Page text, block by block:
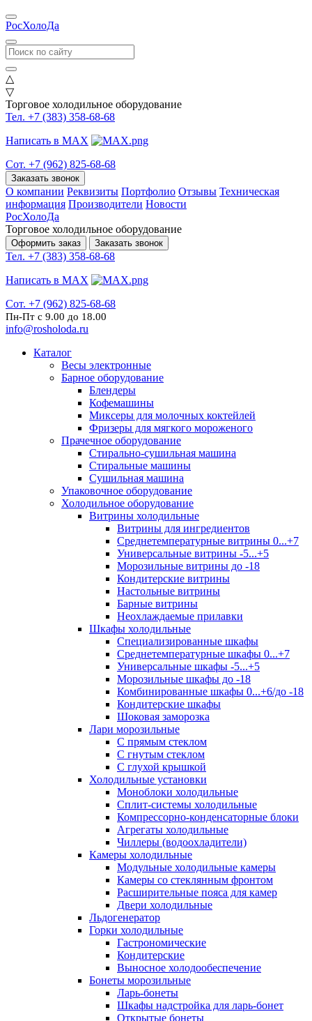
РосХолоДа
△
▽
Торговое холодильное оборудование
Тел. +7 (383) 358-68-68
Написать в MAX
Сот. +7 (962) 825-68-68
Заказать звонок
О компании Реквизиты Портфолио Отзывы Техническая
информация Производители Новости
РосХолоДа
Торговое холодильное оборудование
Оформить заказ Заказать звонок
Тел. +7 (383) 358-68-68
Написать в MAX
Сот. +7 (962) 825-68-68
Пн-Пт с 9.00 до 18.00
info@rosholoda.ru
Каталог
Весы электронные
Барное оборудование
Блендеры
Кофемашины
Миксеры для молочных коктейлей
Фризеры для мягкого мороженого
Прачечное оборудование
Стирально-сушильная машина
Стиральные машины
Сушильная машина
Упаковочное оборудование
Холодильное оборудование
Витрины холодильные
Витрины для ингредиентов
Среднетемпературные витрины 0...+7
Универсальные витрины -5...+5
Морозильные витрины до -18
Кондитерские витрины
Настольные витрины
Барные витрины
Неохлаждаемые прилавки
Шкафы холодильные
Cпециализированные шкафы
Среднетемпературные шкафы 0...+7
Универсальные шкафы -5...+5
Морозильные шкафы до -18
Комбинированные шкафы 0...+6/до -18
Кондитерские шкафы
Шоковая заморозка
Лари морозильные
С прямым стеклом
С гнутым стеклом
С глухой крышкой
Холодильные установки
Моноблоки холодильные
Сплит-системы холодильные
Компрессорно-конденсаторные блоки
Агрегаты холодильные
Чиллеры (водоохладители)
Камеры холодильные
Модульные холодильные камеры
Камеры со стеклянным фронтом
Расширительные пояса для камер
Двери холодильные
Льдогенератор
Горки холодильные
Гастрономические
Кондитерские
Выносное холодообеспечение
Бонеты морозильные
Ларь-бонеты
Шкафы надстройка для ларь-бонет
Открытые бонеты